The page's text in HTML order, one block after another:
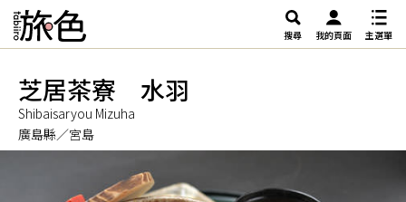
搜尋 我的頁面 主選單
芝居茶寮 水羽
Shibaisaryou Mizuha
廣島縣／宮島